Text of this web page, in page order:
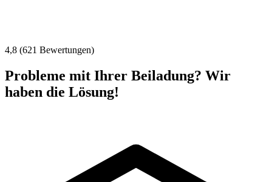
4,8 (621 Bewertungen)
Probleme mit Ihrer Beiladung? Wir
haben die Lösung!